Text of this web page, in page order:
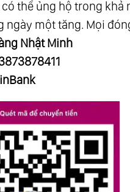
thể ủng hộ trong
ngày một tăng. Mọi
Nhật Minh